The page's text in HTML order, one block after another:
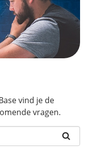
vind je de
vragen.